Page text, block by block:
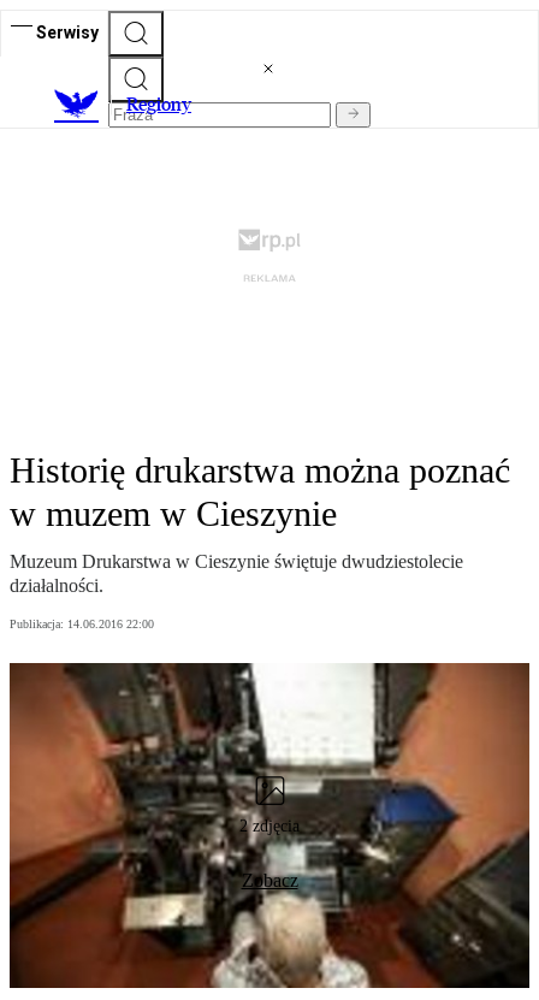
Serwisy
Regiony
Historię drukarstwa można poznać
w muzem w Cieszynie
Muzeum Drukarstwa w Cieszynie świętuje dwudziestolecie
działalności.
Publikacja: 14.06.2016 22:00
2 zdjęcia
Zobacz